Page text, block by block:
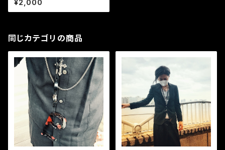
¥2,000
同じカテゴリの商品